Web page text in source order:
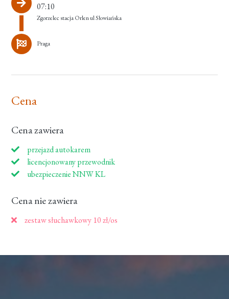
07:10
Zgorzelec stacja Orlen ul Słowiańska
Praga
Cena
Cena zawiera
przejazd autokarem
licencjonowany przewodnik
ubezpieczenie NNW KL
Cena nie zawiera
zestaw słuchawkowy 10 zł/os